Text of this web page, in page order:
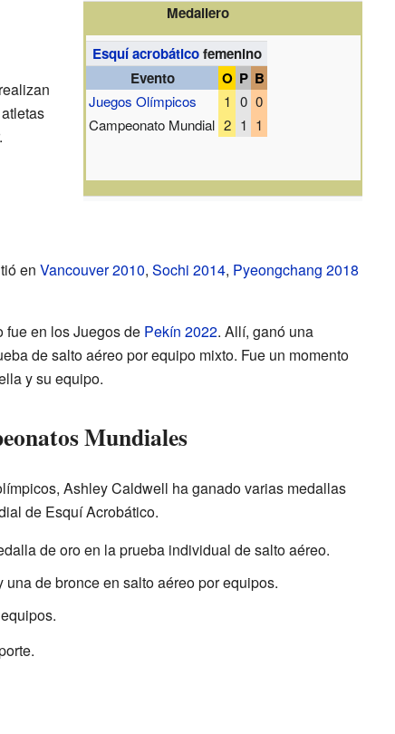
Medallero
Esquí acrobáticofemenino
Evento
O P B
Juegos Olímpicos 1 0 0
Campeonato Mundial 2 1 1
en Vancouver 2010, Sochi 2014, Pyeongchang 2018
fue en los Juegos de Pekín 2022. Allí, ganó una
de salto aéreo por equipo mixto. Fue un momento
y su equipo.
Mundiales
Ashley Caldwell ha ganado varias medallas
de Esquí Acrobático.
de oro en la prueba individual de salto aéreo.
de bronce en salto aéreo por equipos.